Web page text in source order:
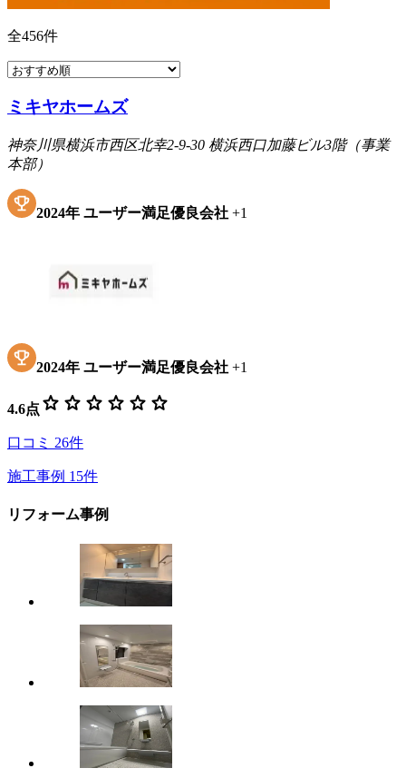
全456件
ミキヤホームズ
神奈川県横浜市西区北幸2-9-30 横浜西口加藤ビル3階（事業
本部）
2024年 ユーザー満足優良会社 +1
2024年 ユーザー満足優良会社 +1
4.6点 star star star star star star
口コミ 26件
施工事例 15件
リフォーム事例